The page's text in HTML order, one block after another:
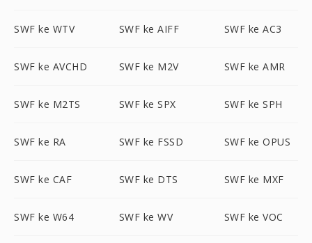
SWF ke WTV SWF ke AIFF SWF ke AC3
SWF ke AVCHD SWF ke M2V SWF ke AMR
SWF ke M2TS SWF ke SPX SWF ke SPH
SWF ke RA SWF ke FSSD SWF ke OPUS
SWF ke CAF SWF ke DTS SWF ke MXF
SWF ke W64 SWF ke WV SWF ke VOC